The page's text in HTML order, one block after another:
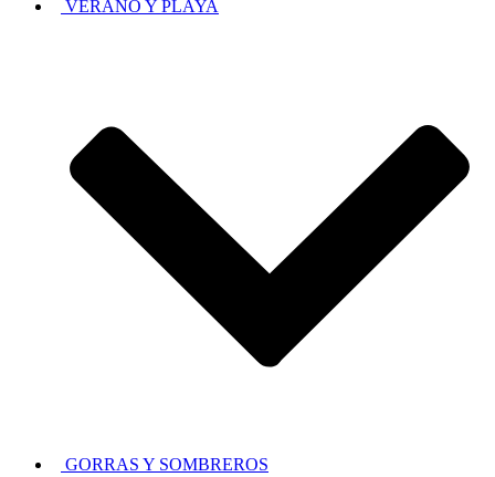
VERANO Y PLAYA
GORRAS Y SOMBREROS